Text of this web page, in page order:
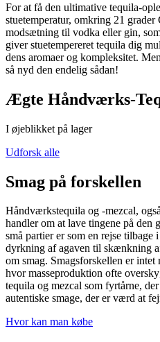
For at få den ultimative tequila-
stuetemperatur, omkring 21
modsætning til vodka eller gin,
giver stuetempereret tequila dig
dens aromaer og kompleksitet.
så nyd den endelig sådan!
Ægte Håndværks-
I øjeblikket på lager
Udforsk alle
Smag på forskellen
Håndværkstequila og -mezcal,
handler om at lave tingene på den
små partier er som en rejse
dyrkning af agaven til skænkning
om smag. Smagsforskellen er
hvor masseproduktion ofte
tequila og mezcal som fyrtårne,
autentiske smage, der er værd at
Hvor kan man købe